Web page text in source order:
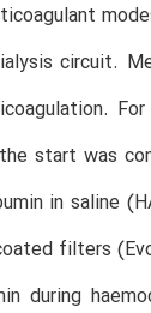
circuit.
start was
in saline
filters
during